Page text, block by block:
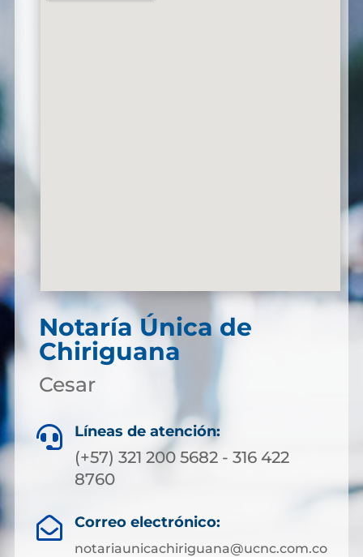
Notaría Única de
Chiriguana
Cesar
 Líneas de atención:
(+57) 321 200 5682 - 316 422
8760
 Correo electrónico:
notariaunicachiriguana@ucnc.com.co